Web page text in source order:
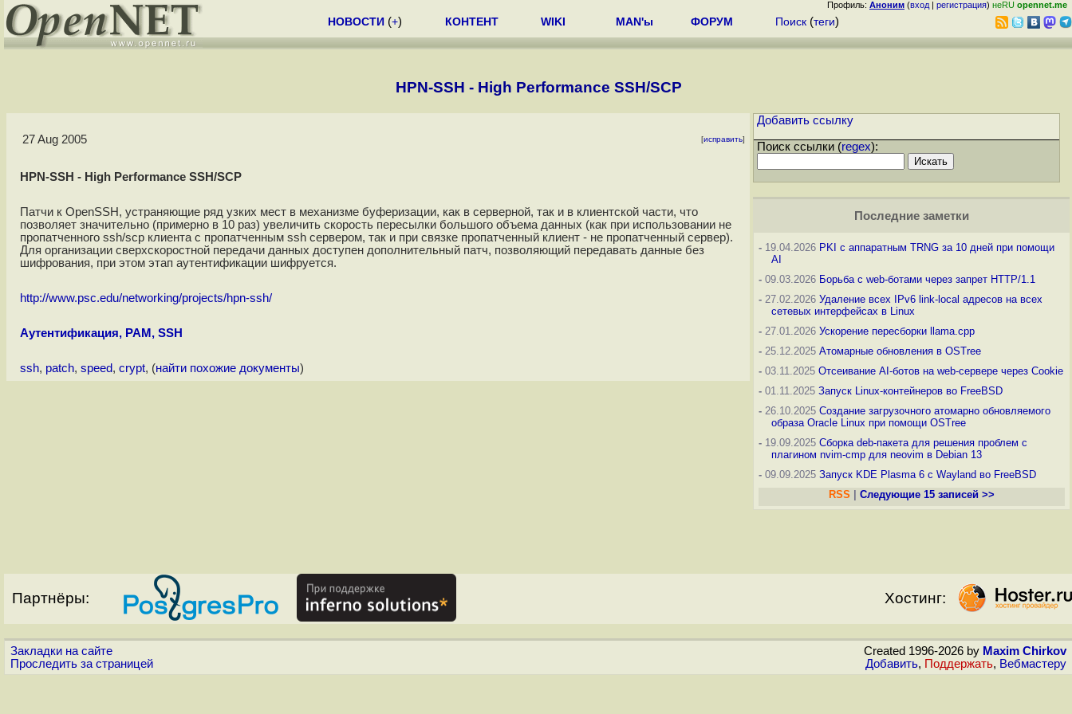
Профиль: Аноним (вход | регистрация) неRU opennet.me
НОВОСТИ (+) КОНТЕНТ WIKI MAN'ы ФОРУМ Поиск (теги)
HPN-SSH - High Performance SSH/SCP
27 Aug 2005 [исправить]
HPN-SSH - High Performance SSH/SCP
Патчи к OpenSSH, устраняющие ряд узких мест в механизме буферизации, как в серверной, так и в клиентской части, что
позволяет значительно (примерно в 10 раз) увеличить скорость пересылки большого объема данных (как при использовании не
пропатченного ssh/scp клиента с пропатченным ssh сервером, так и при связке пропатченный клиент - не пропатченный сервер).
Для организации сверхскоростной передачи данных доступен дополнительный патч, позволяющий передавать данные без
шифрования, при этом этап аутентификации шифруется.
http://www.psc.edu/networking/projects/hpn-ssh/
Аутентификация, PAM, SSH
ssh, patch, speed, crypt, (найти похожие документы)
Добавить ссылку
Поиск ссылки (regex):
Последние заметки
- 19.04.2026 PKI с аппаратным TRNG за 10 дней при помощи
AI
- 09.03.2026 Борьба с web-ботами через запрет HTTP/1.1
- 27.02.2026 Удаление всех IPv6 link-local адресов на всех
сетевых интерфейсах в Linux
- 27.01.2026 Ускорение пересборки llama.cpp
- 25.12.2025 Атомарные обновления в OSTree
- 03.11.2025 Отсеивание AI-ботов на web-сервере через Cookie
- 01.11.2025 Запуск Linux-контейнеров во FreeBSD
- 26.10.2025 Создание загрузочного атомарно обновляемого
образа Oracle Linux при помощи OSTree
- 19.09.2025 Сборка deb-пакета для решения проблем с
плагином nvim-cmp для neovim в Debian 13
- 09.09.2025 Запуск KDE Plasma 6 с Wayland во FreeBSD
RSS
Следующие 15 записей >>
Партнёры: Хостинг:
Закладки на сайте
Проследить за страницей
Created 1996-2026 by Maxim Chirkov
Добавить, Поддержать, Вебмастеру